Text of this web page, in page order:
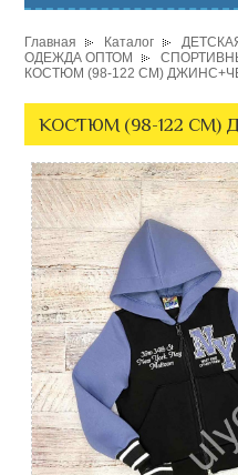
Главная Каталог
ОДЕЖДА ОПТОМ
КОСТЮМ (98-122 СМ)
КОСТЮМ (98-122 СМ)